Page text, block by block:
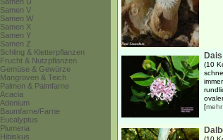
Samen V
Samen W
Samen X
Samen Y
Samen Z
Schling & Kletterpflanzen
Frucht & Nutzpflanzen
Gemüse & Gewürze
Mangroven & Teich
Palmen & Palmfarne
Acacia
Adenium
Baumfarne/Farne
Eucalyptus
Plumeria
Hibiskus
(10
[